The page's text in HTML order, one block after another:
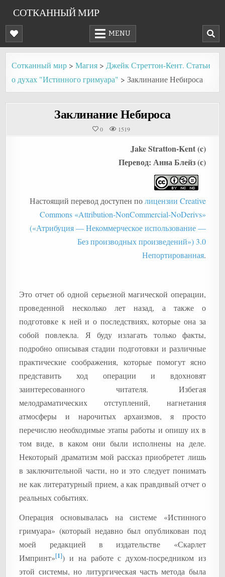
content
СОТКАННЫЙ МИР
MENU
Сотканный мир >Магия > Джейк Стреттон-Кент. Статьи
о духах "Истинного гримуара" >Заклинание Небироса
Заклинание Небироса
0 1519
Jake Stratton-Kent (c)
Перевод: Анна Блейз (с)
Настоящий перевод доступен полицензии Creative
Commons «Attribution-NonCommercial-NoDerivs»
(«Атрибуция — Некоммерческое использование —
Без производных произведений») 3.0
Непортированная.
Это отчет об одной серьезной магической операции,
проведенной несколько лет назад, а также о
подготовке к ней и о последствиях, которые она за
собой повлекла. Я буду излагать только факты,
подробно описывая стадии подготовки и различные
практические соображения, которые помогут ясно
представить ход операции и вдохновят
заинтересованного читателя. Избегая
мелодраматических отступлений, нагнетания
атмосферы и нарочитых архаизмов, я просто
перечислю необходимые этапы работы и опишу их в
том виде, в каком они были исполнены на деле.
Некоторый драматизм мой рассказ приобретет лишь
в заключительной части, но и это следует понимать
не как литературный прием, а как правдивый отчет о
реальных событиях.
Операция основывалась на системе «Истинного
гримуара» (который недавно был опубликован под
моей редакцией в издательстве «Скарлет
Импринт»[1]) и на работе с духом-посредником из
этой системы, но литургическая часть метода была